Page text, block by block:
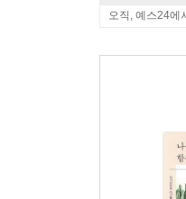
오직, 예스24에